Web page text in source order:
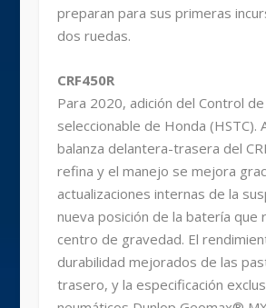
preparan para sus primeras
dos ruedas.
CRF450R
Para 2020, adición del Control
seleccionable de Honda (HSTC).
balanza delantera-trasera del
refina y el manejo se mejora
actualizaciones internas de la
nueva posición de la batería que
centro de gravedad. El
durabilidad mejorados de las
trasero, y la especificación